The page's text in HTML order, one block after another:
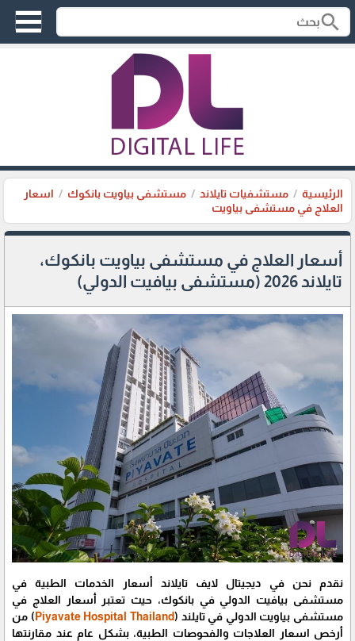
search
الرئيسية مستشفيات تايلاند مستشفى بياويت بانكوك
اسعار
العلاج في مستشفى بياويت
أسعار العلاج في مستشفى بياويت بانكوك،
تايلاند 2026 (مستشفى بيافيت الدولي)
نقدم نحن في ديجيتال لايف تايلاند أسعار الخدمات الطبية في
مستشفى بيافيت الدولي في بانكوك، حيث تعتبر أسعار العلاج في
مستشفى بياويت الدولي في تايلند (Piyavate Hospital Thailand ) من
أرخص اسعار العلاجات والفحوصات الطبية، بشكل عام عند مقارنتها